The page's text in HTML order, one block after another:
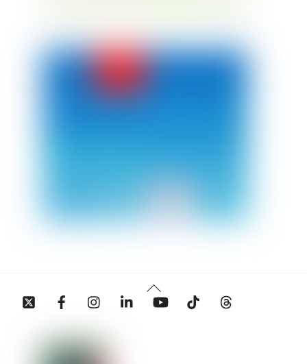
Back
To
Twitter Facebook InstagramLinkedin YouTube Tiktok